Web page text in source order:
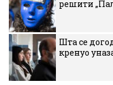
решити
Шта се
кренуо